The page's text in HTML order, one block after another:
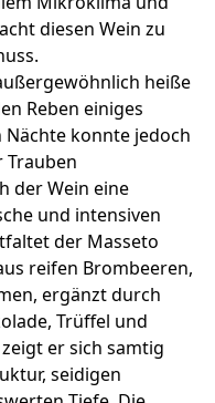
diesen Wein zu
heiße
Reben einiges
konnte jedoch
Trauben
der Wein eine
und intensiven
der Masseto
reifen Brombeeren,
ergänzt durch
Trüffel und
er sich samtig
seidigen